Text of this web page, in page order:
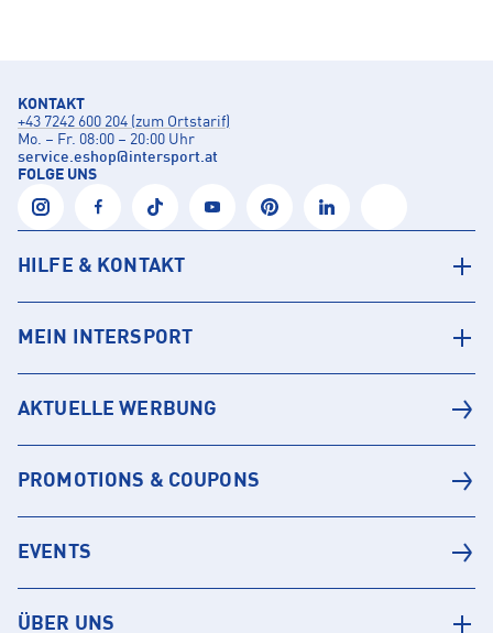
KONTAKT
+43 7242 600 204 (zum Ortstarif)
Mo. – Fr. 08:00 – 20:00 Uhr
service.eshop@intersport.at
FOLGE UNS
HILFE & KONTAKT
MEIN INTERSPORT
AKTUELLE WERBUNG
PROMOTIONS & COUPONS
EVENTS
ÜBER UNS